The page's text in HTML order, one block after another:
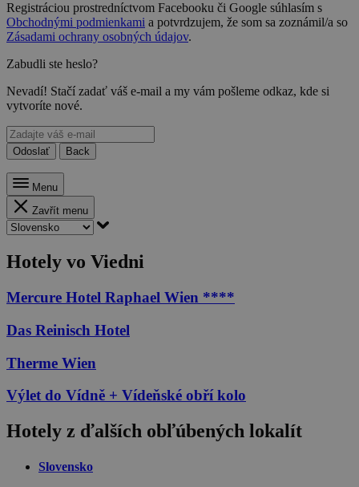
Registráciou prostredníctvom Facebooku či Google súhlasím s
Obchodnými podmienkami a potvrdzujem, že som sa zoznámil/a so
Zásadami ochrany osobných údajov.
Zabudli ste heslo?
Nevadí! Stačí zadať váš e-mail a my vám pošleme odkaz, kde si
vytvoríte nové.
Odoslať Back
Menu
Zavřít menu
Hotely vo Viedni
Mercure Hotel Raphael Wien ****
Das Reinisch Hotel
Therme Wien
Výlet do Vídně + Vídeňské obří kolo
Hotely z ďalších obľúbených lokalít
Slovensko